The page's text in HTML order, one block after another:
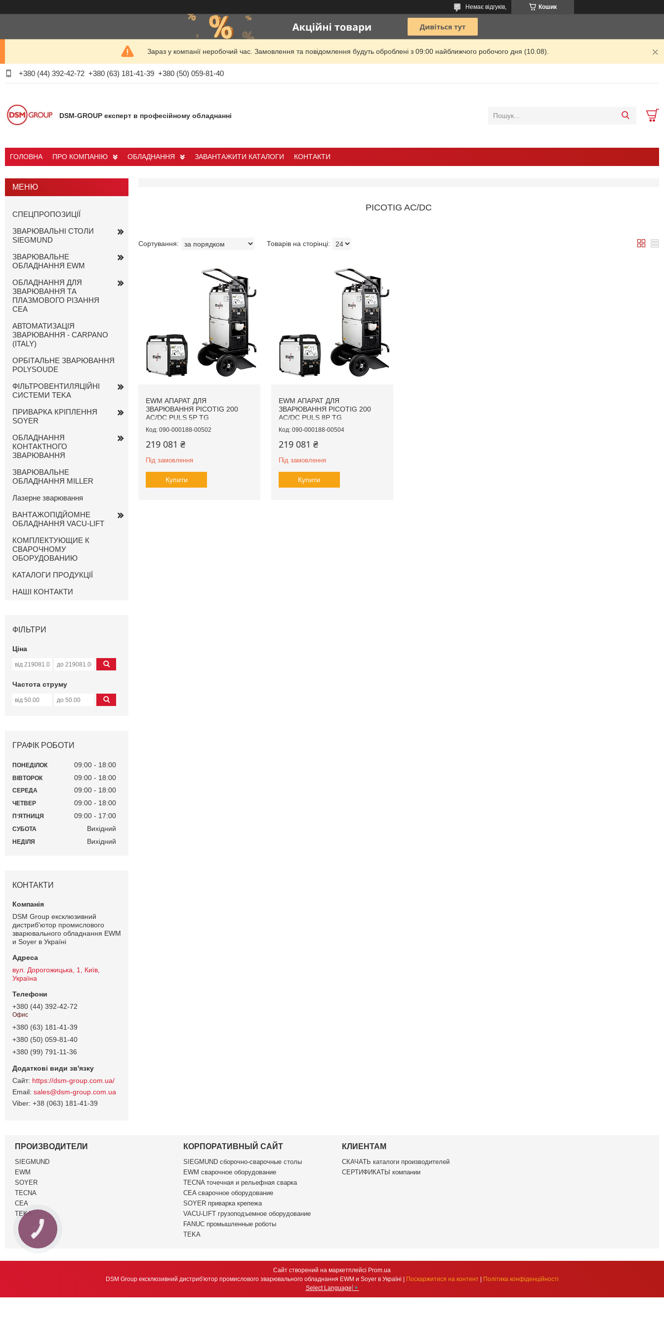
Кошик
Немає відгуків,
Зараз у компанії неробочий час. Замовлення та повідомлення будуть оброблені з 09:00 найближчого робочого дня (10.08).
+380 (44) 392-42-72 +380 (63) 181-41-39 +380 (50) 059-81-40
DSM-GROUP експерт в професійному обладнанні
ГОЛОВНА ПРО КОМПАНІЮ ОБЛАДНАННЯ ЗАВАНТАЖИТИ КАТАЛОГИ КОНТАКТИ
PICOTIG AC/DC
EWM АПАРАТ ДЛЯ
ЗВАРЮВАННЯ PICOTIG 200
AC/DC PULS 5P TG
090-000188-00502
219 081 ₴
Під замовлення
Купити
EWM АПАРАТ ДЛЯ
ЗВАРЮВАННЯ PICOTIG 200
AC/DC PULS 8P TG
090-000188-00504
219 081 ₴
Під замовлення
Купити
СПЕЦПРОПОЗИЦІЇ
ЗВАРЮВАЛЬНІ СТОЛИ
SIEGMUND
ЗВАРЮВАЛЬНЕ
ОБЛАДНАННЯ EWM
ОБЛАДНАННЯ ДЛЯ
ЗВАРЮВАННЯ ТА
ПЛАЗМОВОГО РІЗАННЯ
CEA
АВТОМАТИЗАЦІЯ
ЗВАРЮВАННЯ - CARPANO
(ITALY)
ОРБІТАЛЬНЕ ЗВАРЮВАННЯ
POLYSOUDE
ФІЛЬТРОВЕНТИЛЯЦІЙНІ
СИСТЕМИ TEKA
ПРИВАРКА КРІПЛЕННЯ
SOYER
ОБЛАДНАННЯ
КОНТАКТНОГО
ЗВАРЮВАННЯ
ЗВАРЮВАЛЬНЕ
ОБЛАДНАННЯ MILLER
Лазерне зварювання
ВАНТАЖОПІДЙОМНЕ
ОБЛАДНАННЯ VACU-LIFT
КОМПЛЕКТУЮЩИЕ К
СВАРОЧНОМУ
ОБОРУДОВАНИЮ
КАТАЛОГИ ПРОДУКЦІЇ
НАШІ КОНТАКТИ
ФІЛЬТРИ
Ціна
Частота струму
ГРАФІК РОБОТИ
ПОНЕДІЛОК 09:00 18:00
ВІВТОРОК 09:00 18:00
СЕРЕДА 09:00 18:00
ЧЕТВЕР 09:00 18:00
ПʼЯТНИЦЯ 09:00 17:00
СУБОТА Вихідний
НЕДІЛЯ Вихідний
КОНТАКТИ
DSM Group ексклюзивний
дистриб'ютор промислового
зварювального обладнання EWM
и Soyer в Україні
вул. Дорогожицька, 1, Київ,
Україна
+380 (44) 392-42-72
Офис
+380 (63) 181-41-39
+380 (50) 059-81-40
+380 (99) 791-11-36
https://dsm-group.com.ua/
sales@dsm-group.com.ua
+38 (063) 181-41-39
ПРОИЗВОДИТЕЛИ
SIEGMUND
EWM
SOYER
TECNA
CEA
TEKA
КОРПОРАТИВНЫЙ САЙТ
SIEGMUND cборочно-сварочные столы
EWM сварочное оборудование
TECNA точечная и рельефная сварка
CEA сварочное оборудование
SOYER приварка крепежа
VACU-LIFT грузоподъемное оборудование
FANUC промышленные роботы
TEKA
КЛИЕНТАМ
СКАЧАТЬ каталоги производителей
СЕРТИФИКАТЫ компании
Сайт створений на маркетплейсі Prom.ua
DSM Group ексклюзивний дистриб'ютор промислового зварювального обладнання EWM и Soyer в Україні | Поскаржитися на контент | Політика конфіденційності
Select Language ▼
КНОПКА
ЗВ'ЯЗКУ